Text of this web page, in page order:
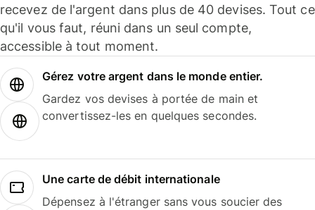
recevez de l'argent dans plus de 40 devises. Tout ce
qu'il vous faut, réuni dans un seul compte,
accessible à tout moment.
Gérez votre argent dans le monde entier.
Gardez vos devises à portée de main et
convertissez-les en quelques secondes.
Une carte de débit internationale
Dépensez à l'étranger sans vous soucier des